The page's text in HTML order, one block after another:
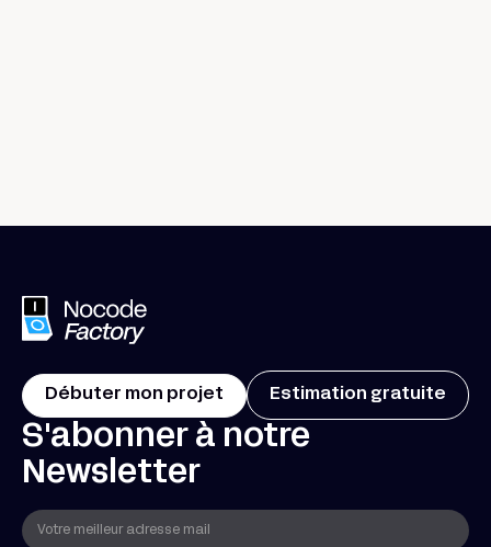
Débuter mon projet Estimation gratuite
S'abonner à notre
Newsletter